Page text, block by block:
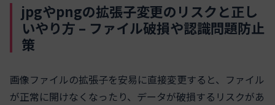
jpgやpngの拡張子変更のリスクと正し
いやり方 – ファイル破損や認識問題防止
策
画像ファイルの拡張子を安易に直接変更すると、ファイル
が正常に開けなくなったり、データが破損するリスクがあ